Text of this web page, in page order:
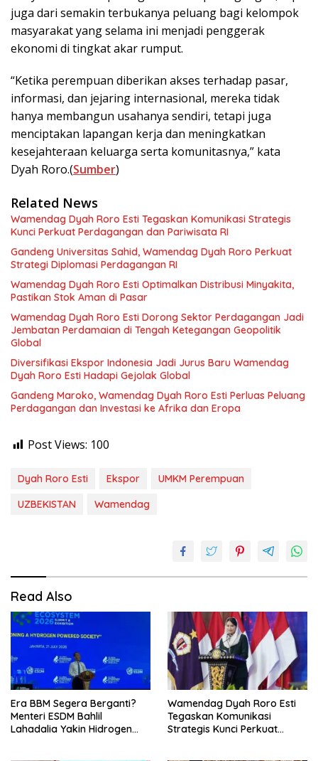
juga dari semakin terbukanya peluang bagi kelompok
masyarakat yang selama ini menjadi penggerak
ekonomi di tingkat akar rumput.
“Ketika perempuan diberikan akses terhadap pasar,
informasi, dan jejaring internasional, mereka tidak
hanya membangun usahanya sendiri, tetapi juga
menciptakan lapangan kerja dan meningkatkan
kesejahteraan keluarga serta komunitasnya,” kata
Dyah Roro.(Sumber)
Related News
Wamendag Dyah Roro Esti Tegaskan Komunikasi Strategis
Kunci Perkuat Perdagangan dan Pariwisata RI
Gandeng Universitas Sahid, Wamendag Dyah Roro Perkuat
Strategi Diplomasi Perdagangan RI
Wamendag Dyah Roro Esti Optimalkan Distribusi Minyakita,
Pastikan Stok Aman di Pasar
Wamendag Dyah Roro Esti Dorong Sektor Perdagangan Jadi
Jembatan Perdamaian di Tengah Ketegangan Geopolitik
Global
Diversifikasi Ekspor Indonesia Jadi Jurus Baru Wamendag
Dyah Roro Esti Hadapi Gejolak Global
Gandeng Maroko, Wamendag Dyah Roro Esti Perluas Peluang
Perdagangan dan Investasi ke Afrika dan Eropa
Post Views: 100
Dyah Roro Esti Ekspor
UMKM Perempuan
UZBEKISTAN
Wamendag
Read Also
Era BBM Segera Berganti?
Menteri ESDM Bahlil
Lahadalia Yakin Hidrogen
Wamendag Dyah Roro Esti
Tegaskan Komunikasi
Strategis Kunci Perkuat